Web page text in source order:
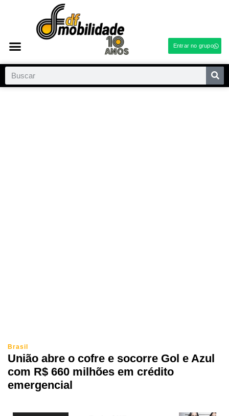
Entrar no grupo
Brasil
União abre o cofre e socorre Gol e Azul
com R$ 660 milhões em crédito
emergencial